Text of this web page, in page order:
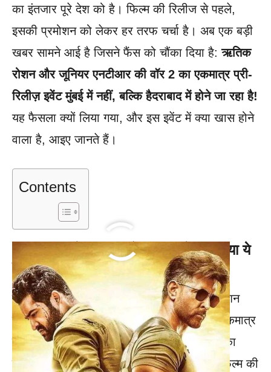
का इंतजार पूरे देश को है। फिल्म की रिलीज से पहले,
इसकी प्रमोशन को लेकर हर तरफ चर्चा है। अब एक बड़ी
खबर सामने आई है जिसने फैंस को चौंका दिया है:ऋतिक
रोशन और जूनियर एनटीआर की वॉर 2 का एकमात्र प्री-
रिलीज़ इवेंट मुंबई में नहीं, बल्कि हैदराबाद में होने जा रहा है!
यह फैसला क्यों लिया गया, और इस इवेंट में क्या खास होने
वाला है, आइए जानते हैं।
Contents
War 2 का हैदराबाद कनेक्शन: क्यों चुना गया ये
शहर?
यह हैरान करने वाला है कि YRF जैसी बड़ी प्रोडक्शन
कंपनी ने अपने सबसे बड़े प्रोजेक्ट्स में से एक का एकमात्र
प्री-रिलीज़ इवेंट बॉलीवुड के केंद्र मुंबई में न करने का
फैसला किया। इसके पीछे कई ठोस कारण हैं, जो फिल्म की